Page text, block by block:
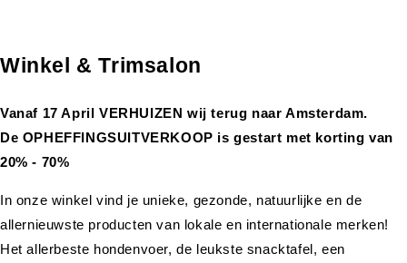
Winkel & Trimsalon
Vanaf 17 April VERHUIZEN wij terug naar Amsterdam.
De OPHEFFINGSUITVERKOOP is gestart met korting van
20% - 70%
In onze winkel vind je unieke, gezonde, natuurlijke en de
allernieuwste producten van lokale en internationale merken!
Het allerbeste hondenvoer, de leukste snacktafel, een